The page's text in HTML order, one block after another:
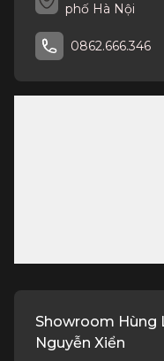
phố Hà Nội
0862.666.346
Showroom Hùng
Nguyễn Xiển